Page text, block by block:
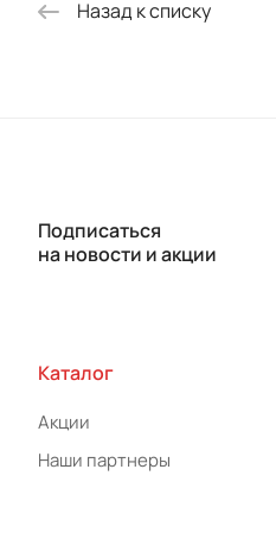
Назад к списку
Подписаться
на новости и акции
Каталог
Акции
Наши партнеры